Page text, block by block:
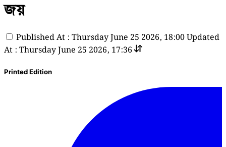
জয়
Published At : Thursday June 25 2026, 18:00Updated
At : Thursday June 25 2026, 17:36
Printed Edition